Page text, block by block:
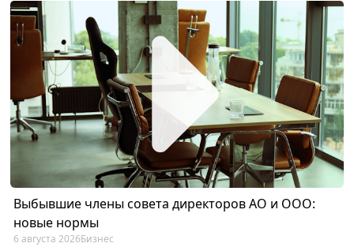
Выбывшие члены совета директоров АО и ООО:
новые нормы
6 августа 2026Бизнес